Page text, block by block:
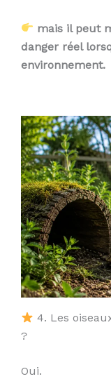
mais il peut
danger réel
environnement.
4. Les
?
Oui.